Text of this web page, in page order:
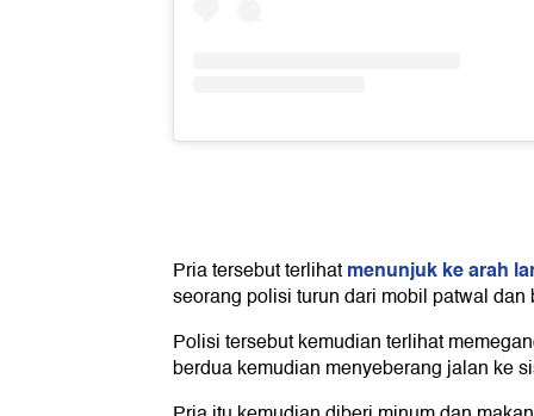
Pria tersebut terlihatmenunjuk ke arah
seorang polisi turun dari mobil patwal
Polisi tersebut kemudian terlihat
berdua kemudian menyeberang jalan ke